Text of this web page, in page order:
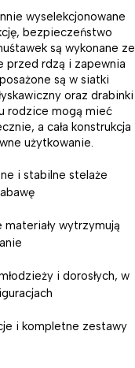
wyselekcjonowane
bezpieczeństwo
są wykonane ze
przed rdzą i zapewnia
są w siatki
oraz drabinki
rodzice mogą mieć
a cała konstrukcja
użytkowanie.
i stabilne stelaże
materiały wytrzymują
i dorosłych, w
i kompletne zestawy